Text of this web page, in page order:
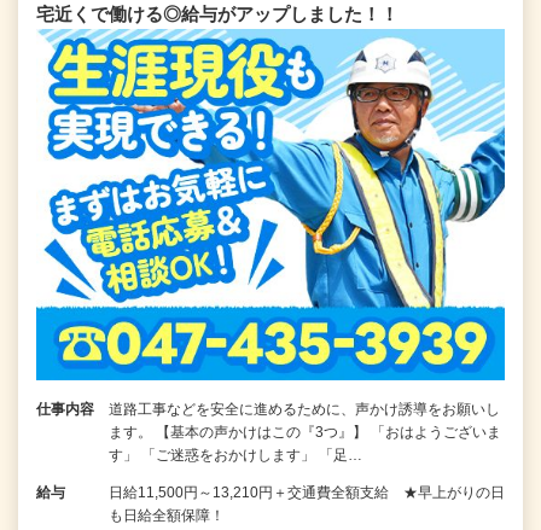
宅近くで働ける◎給与がアップしました！！
仕事内容
道路工事などを安全に進めるために、声かけ誘導をお願いし
ます。 【基本の声かけはこの『3つ』】 「おはようございま
す」 「ご迷惑をおかけします」 「足…
給与
日給11,500円～13,210円＋交通費全額支給 ★早上がりの日
も日給全額保障！